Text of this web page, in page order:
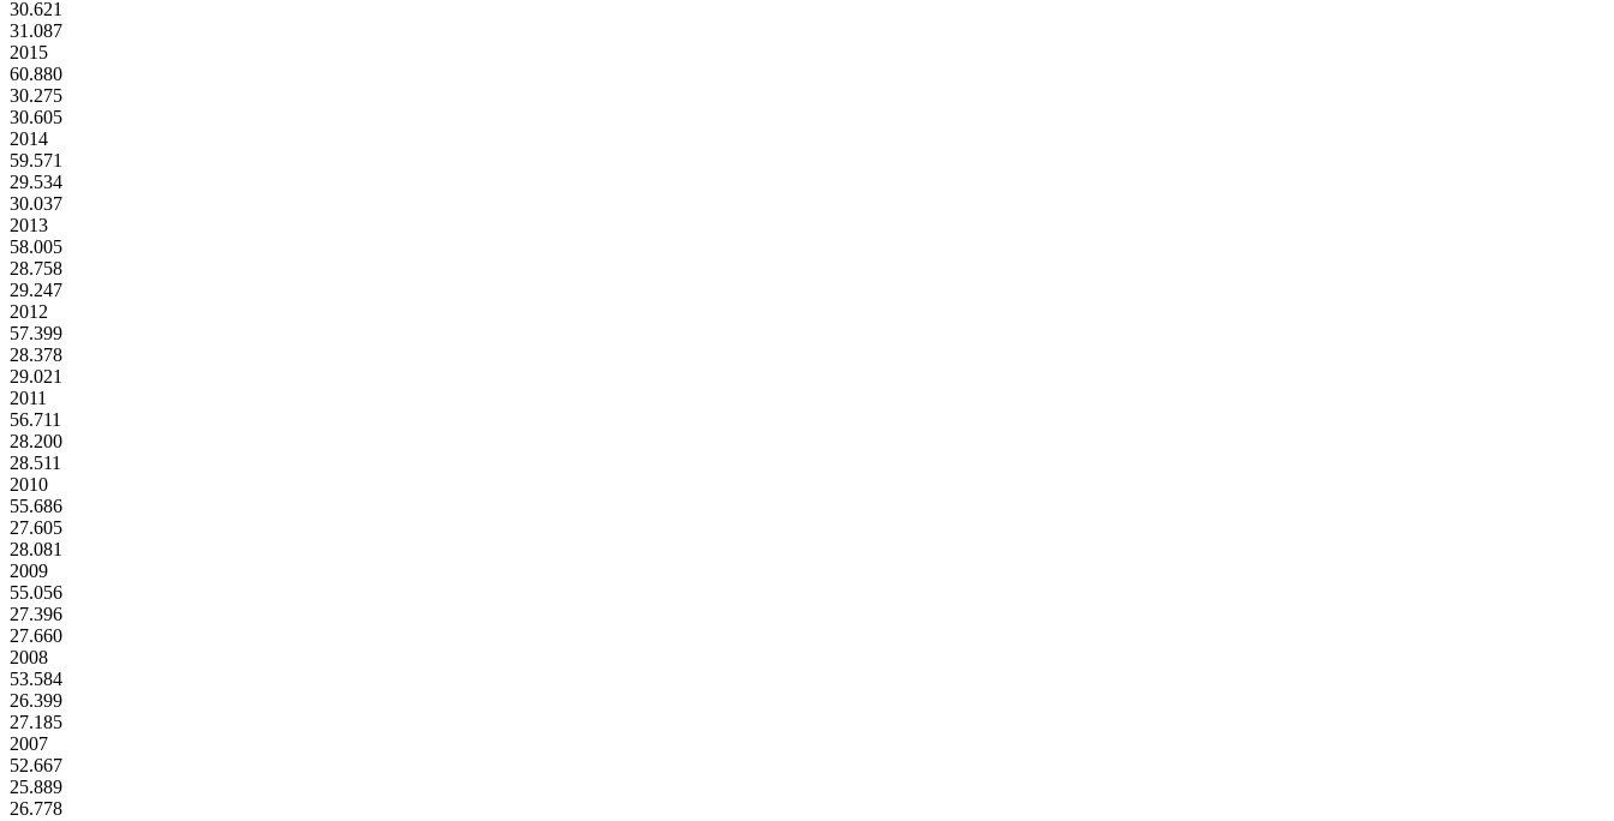
30.621
31.087
2015
60.880
30.275
30.605
2014
59.571
29.534
30.037
2013
58.005
28.758
29.247
2012
57.399
28.378
29.021
2011
56.711
28.200
28.511
2010
55.686
27.605
28.081
2009
55.056
27.396
27.660
2008
53.584
26.399
27.185
2007
52.667
25.889
26.778